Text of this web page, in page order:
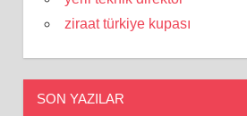
ziraat türkiye kupası
SON YAZILAR